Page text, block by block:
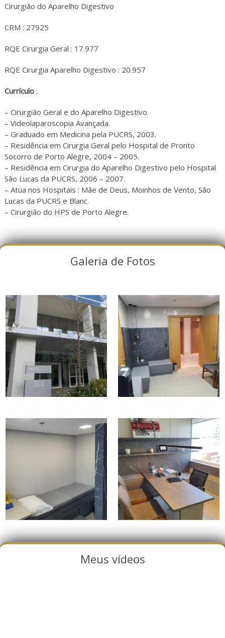
Cirurgião do Aparelho Digestivo
CRM : 27925
RQE Cirurgia Geral : 17.977
RQE Cirurgia Aparelho Digestivo : 20.957
Currículo:
– Cirurgião Geral e do Aparelho Digestivo.
– Videolaparoscopia Avançada.
– Graduado em Medicina pela PUCRS, 2003.
– Residência em Cirurgia Geral pelo Hospital de Pronto
Socorro de Porto Alegre, 2004 – 2005.
– Residência em Cirurgia do Aparelho Digestivo pelo Hospital
São Lucas da PUCRS, 2006 – 2007.
– Atua nos Hospitais : Mãe de Deus, Moinhos de Vento, São
Lucas da PUCRS e Blanc.
– Cirurgião do HPS de Porto Alegre.
Galeria de Fotos
Meus vídeos